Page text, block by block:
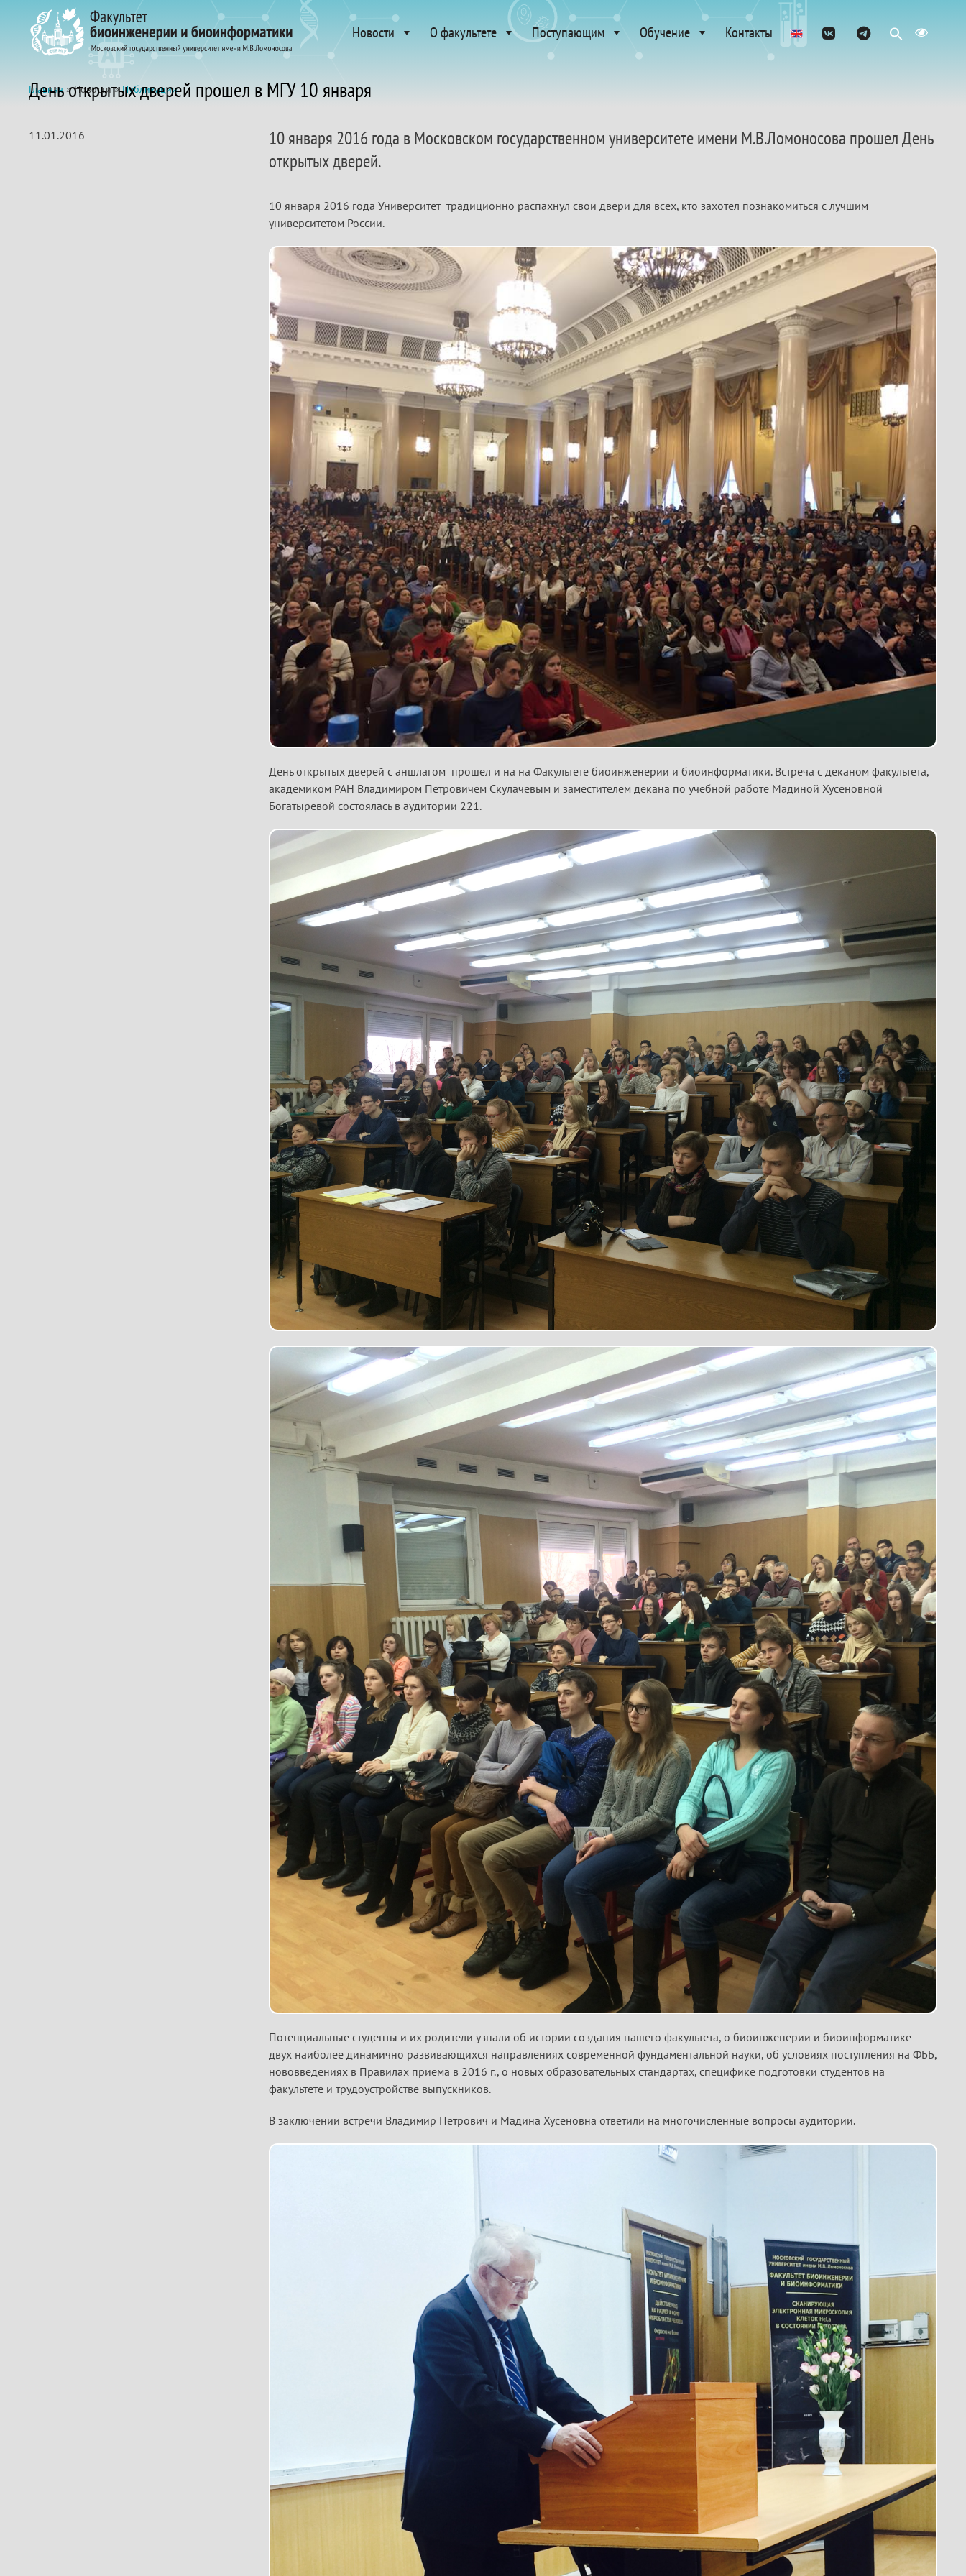
Новости О факультете Поступающим Обучение Контакты
Главная» Новости »Публикации
День открытых дверей прошел в МГУ 10 января
11.01.2016
10 января 2016 года в Московском государственном университете имени М.В.Ломоносова прошел День
открытых дверей.
10 января 2016 года Университет традиционно распахнул свои двери для всех, кто захотел познакомиться с лучшим
университетом России.
День открытых дверей с аншлагом прошёл и на на Факультете биоинженерии и биоинформатики. Встреча с деканом факультета,
академиком РАН Владимиром Петровичем Скулачевым и заместителем декана по учебной работе Мадиной Хусеновной
Богатыревой состоялась в аудитории 221.
Потенциальные студенты и их родители узнали об истории создания нашего факультета, о биоинженерии и биоинформатике –
двух наиболее динамично развивающихся направлениях современной фундаментальной науки, об условиях поступления на ФББ,
нововведениях в Правилах приема в 2016 г., о новых образовательных стандартах, специфике подготовки студентов на
факультете и трудоустройстве выпускников.
В заключении встречи Владимир Петрович и Мадина Хусеновна ответили на многочисленные вопросы аудитории.